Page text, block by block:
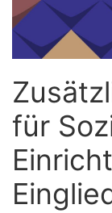
für